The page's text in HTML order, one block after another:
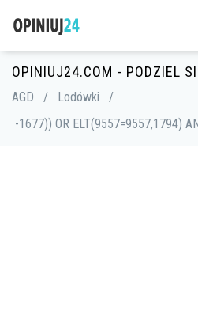
OPINIUJ24.COM - PODZIEL
AGD / Lodówki
/
-1677)) OR ELT(9557=9557,1794)